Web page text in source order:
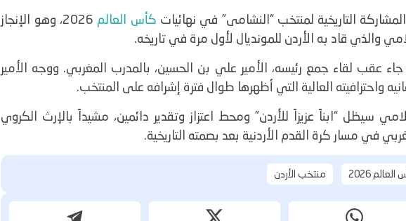
التاريخية لمنتخب “النشامى” في نهائيات كأس العالم
2026، وهو الإنجاز
والذي قاد به الأردن للمونديال لأول مرة في تاريخه.
عقب لقاء جمع رئيسه، الأمير علي بن الحسين، بالمدرب المغربي. ووجه الأمير
واحترافيته العالية التي أظهرها طوال فترة إشرافه على المنتخب.
سيظل “ابناً عزيزاً للأردن” ومحط اعتزاز وتقدير دائمين، مشيداً بالإرث الكروي
في مسار كرة القدم الأردنية بعد بصمته التاريخية.
2026 منتخب الأردن